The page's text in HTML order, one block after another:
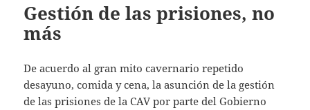
Gestión de las prisiones, no
más
De acuerdo al gran mito cavernario repetido
desayuno, comida y cena, la asunción de la gestión
de las prisiones de la CAV por parte del Gobierno